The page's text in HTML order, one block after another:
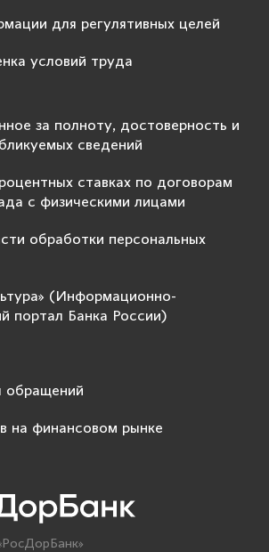
для регулятивных целей
условий труда
за полноту, достоверность и
сведений
ставках по договорам
с физическими лицами
обработки персональных
(Информационно-
портал Банка России)
обращений
на финансовом рынке